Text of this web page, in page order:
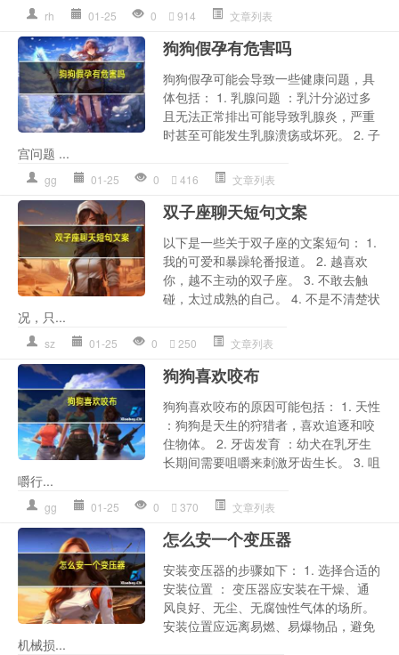
rh 01-25 0 914 文章列表
狗狗假孕有危害吗
狗狗假孕可能会导致一些健康问题，具
体包括： 1. 乳腺问题 ：乳汁分泌过多
且无法正常排出可能导致乳腺炎，严重
时甚至可能发生乳腺溃疡或坏死。 2. 子
宫问题 ...
gg 01-25 0 416 文章列表
双子座聊天短句文案
以下是一些关于双子座的文案短句： 1.
我的可爱和暴躁轮番报道。 2. 越喜欢
你，越不主动的双子座。 3. 不敢去触
碰，太过成熟的自己。 4. 不是不清楚状
况，只...
sz 01-25 0 250 文章列表
狗狗喜欢咬布
狗狗喜欢咬布的原因可能包括： 1. 天性
：狗狗是天生的狩猎者，喜欢追逐和咬
住物体。 2. 牙齿发育 ：幼犬在乳牙生
长期间需要咀嚼来刺激牙齿生长。 3. 咀
嚼行...
gg 01-25 0 370 文章列表
怎么安一个变压器
安装变压器的步骤如下： 1. 选择合适的
安装位置 ： 变压器应安装在干燥、通
风良好、无尘、无腐蚀性气体的场所。
安装位置应远离易燃、易爆物品，避免
机械损...